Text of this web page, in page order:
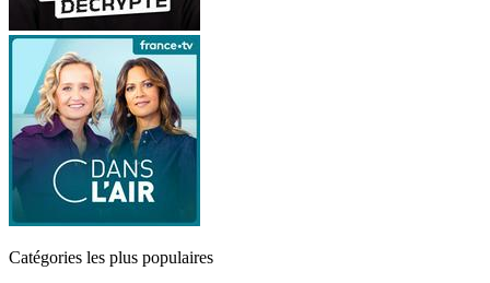
Catégories les plus populaires